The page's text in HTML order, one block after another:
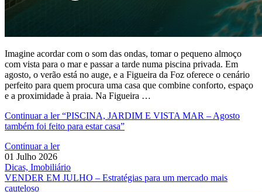
Imagine acordar com o som das ondas, tomar o pequeno almoço
com vista para o mar e passar a tarde numa piscina privada. Em
agosto, o verão está no auge, e a Figueira da Foz oferece o cenário
perfeito para quem procura uma casa que combine conforto, espaço
e a proximidade à praia. Na Figueira …
Continuar a ler“PISCINA, JARDIM E VISTA MAR – Agosto
também foi feito para estar casa”
Continuar a ler
01 Julho 2026
Dicas, Imobiliário
VENDER EM JULHO – Estratégias para um mercado mais
cauteloso